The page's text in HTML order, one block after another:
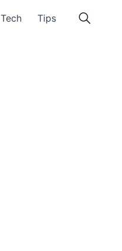
Tech Tips